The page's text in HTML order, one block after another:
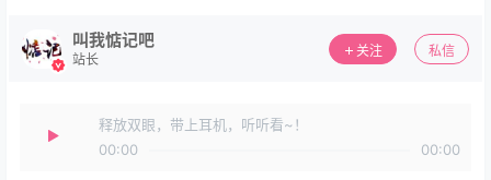
叫我惦记吧
站长
关注 私信
释放双眼，带上耳机，听听看~！
00:00
00:00